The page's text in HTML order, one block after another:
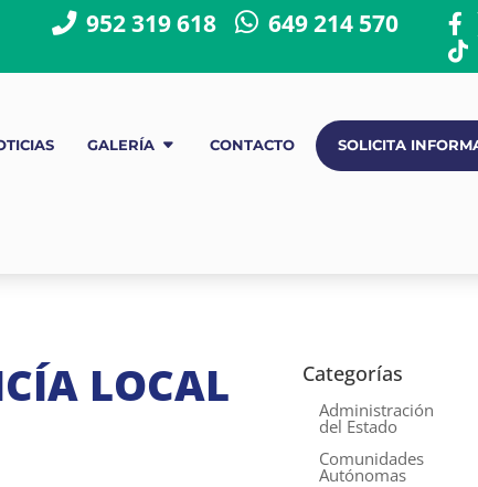
952 319 618 649 214 570
GALERÍA CONTACTO SOLICITA
LOCAL Categorías
Administración
del Estado
Comunidades
Autónomas